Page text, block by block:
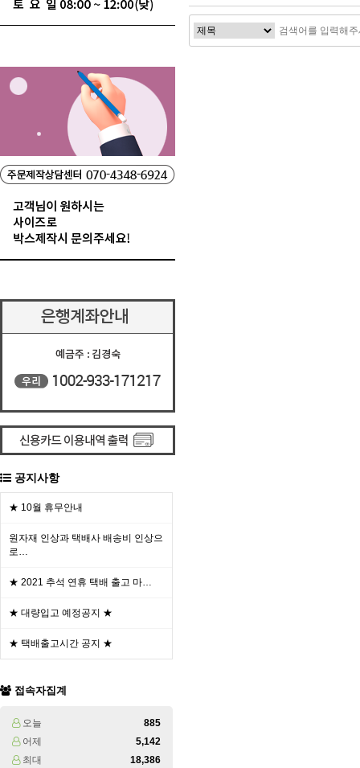
공지사항
★ 10월 휴무안내
원자재 인상과 택배사 배송비 인상으
로…
★ 2021 추석 연휴 택배 출고 마…
★ 대량입고 예정공지 ★
★ 택배출고시간 공지 ★
접속자집계
오늘
885
어제
5,142
최대
18,386